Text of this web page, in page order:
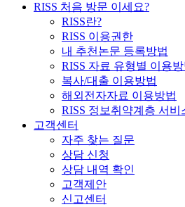
RISS 처음 방문 이세요?
RISS란?
RISS 이용권한
내 추천논문 등록방법
RISS 자료 유형별 이용방
복사/대출 이용방법
해외전자자료 이용방법
RISS 정보취약계층 서비
고객센터
자주 찾는 질문
상담 신청
상담 내역 확인
고객제안
신고센터